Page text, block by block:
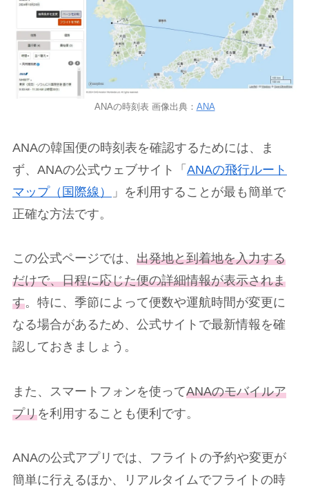
ANAの時刻表 画像出典： ANA
ANAの韓国便の時刻表を確認するためには、ま
ず、ANAの公式ウェブサイト「 ANAの飛行ルート
マップ（国際線）
」を利用することが最も簡単で
正確な方法です。
この公式ページでは、 出発地と到着地を入力する
だけで、日程に応じた便の詳細情報が表示されま
す。特に、季節によって便数や運航時間が変更に
なる場合があるため、公式サイトで最新情報を確
認しておきましょう。
また、スマートフォンを使ってANAのモバイルア
プリを利用することも便利です。
ANAの公式アプリでは、フライトの予約や変更が
簡単に行えるほか、リアルタイムでフライトの時